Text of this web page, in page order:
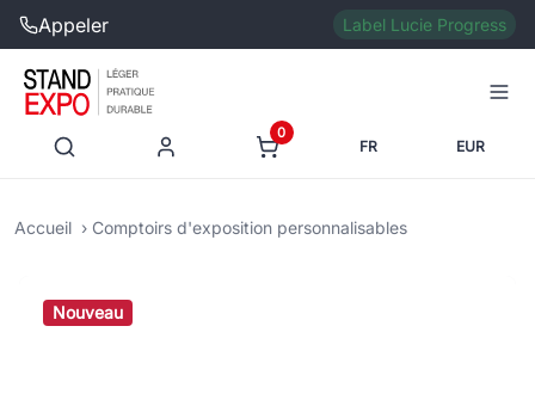
Appeler Label Lucie Progress
0
FR EUR
Accueil Comptoirs d'exposition personnalisables
Nouveau